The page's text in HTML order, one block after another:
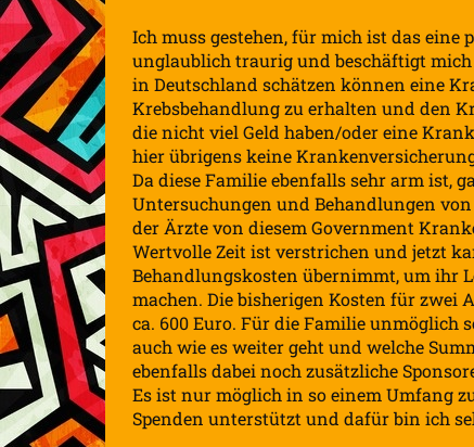
Ich muss gestehen, für mich ist das
unglaublich traurig und beschäftigt
in Deutschland schätzen können eine
Krebsbehandlung zu erhalten und den
die nicht viel Geld haben/oder eine
hier übrigens keine
Da diese Familie ebenfalls sehr arm ist,
Untersuchungen und Behandlungen
der Ärzte von diesem Government
Wertvolle Zeit ist verstrichen und jetzt
Behandlungskosten übernimmt, um ihr
machen. Die bisherigen Kosten für zwei
ca. 600 Euro. Für die Familie unmöglich
auch wie es weiter geht und welche
ebenfalls dabei noch zusätzliche
Es ist nur möglich in so einem Umfang
Spenden unterstützt und dafür bin ich